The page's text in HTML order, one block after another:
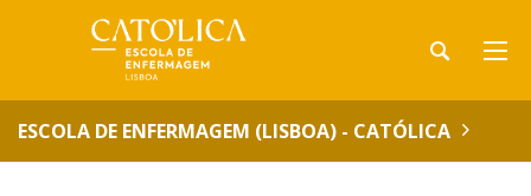
ESCOLA DE ENFERMAGEM (LISBOA) - CATÓLICA